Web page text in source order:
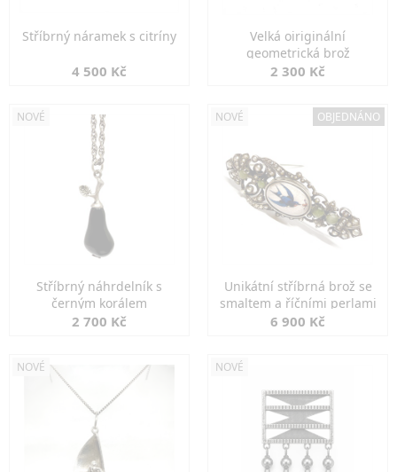
Stříbrný náramek s citríny
4 500 Kč
Velká oiriginální
geometrická brož
2 300 Kč
NOVÉ
Stříbrný náhrdelník s
černým korálem
2 700 Kč
NOVÉ OBJEDNÁNO
Unikátní stříbrná brož se
smaltem a říčními perlami
6 900 Kč
NOVÉ NOVÉ